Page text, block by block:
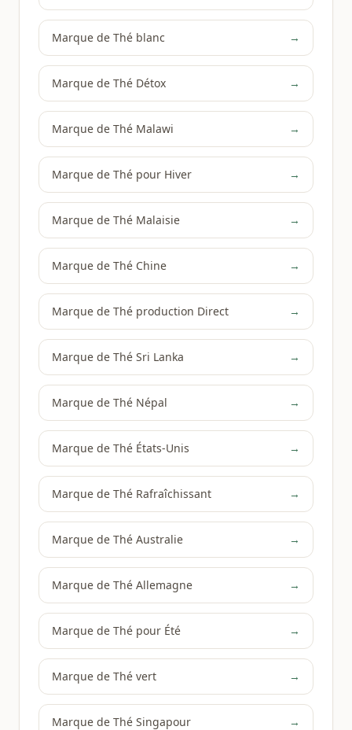
Marque de Thé blanc →
Marque de Thé Détox →
Marque de Thé Malawi →
Marque de Thé pour Hiver →
Marque de Thé Malaisie →
Marque de Thé Chine →
Marque de Thé production Direct →
Marque de Thé Sri Lanka →
Marque de Thé Népal →
Marque de Thé États-Unis →
Marque de Thé Rafraîchissant →
Marque de Thé Australie →
Marque de Thé Allemagne →
Marque de Thé pour Été →
Marque de Thé vert →
Marque de Thé Singapour →